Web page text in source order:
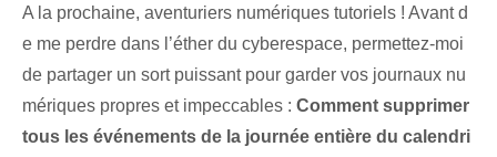
A la prochaine, aventuriers numériques tutoriels ! Avant d
e me perdre dans l’éther du cyberespace, permettez-moi
de partager⁢ un sort puissant pour garder vos journaux nu
mériques propres et impeccables : Comment supprimer
tous les événements de la journée entière du calendri